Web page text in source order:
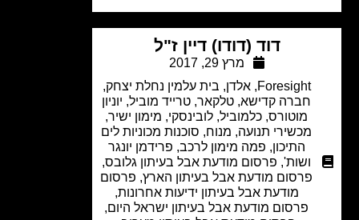
דוד (דודו) דיין ז"ל
מרץ 29, 2017
Foresight
,אלדן,בית עלמין נחלת יצחק,
חברה קדישא, טלקאר,טרייד מוביל,יוניון
,כלמוביל,לובינסקי,מימון ישיר,
מכשירי תנועה, מנוח,סוכנות מכוניות לים
פמה מימון לרכב,פרידמן יונגר
ושות', פרסום מודעת אבל בעיתון גלובס,
פרסום מודעת אבל בעיתון הארץ,פרסום
מודעת אבל בעיתון ידיעות אחרונות,
פרסום מודעת אבל בעיתון ישראל היום,